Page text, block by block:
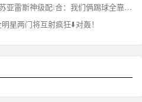
[热点视频]不需要眼睛！梅西谈与苏亚雷斯神级配❕合：我们俩踢球全靠脑海记忆
星两门将互射疯狂⬇️对轰！